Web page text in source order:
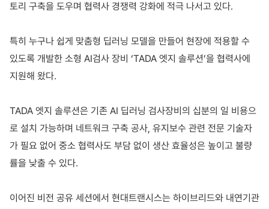
토리 구축을 도우며 협력사 경쟁력 강화에 적극 나서고 있다.
특히 누구나 쉽게 맞춤형 딥러닝 모델을 만들어 현장에 적용할 수
있도록 개발한 소형 AI검사 장비 ‘TADA 엣지 솔루션’을 협력사에
지원해 왔다.
TADA 엣지 솔루션은 기존 AI 딥러닝 검사장비의 십분의 일 비용으
로 설치 가능하며 네트워크 구축 공사, 유지보수 관련 전문 기술자
가 필요 없어 중소 협력사도 부담 없이 생산 효율성은 높이고 불량
률을 낮출 수 있다.
이어진 비전 공유 세션에서 현대트랜시스는 하이브리드와 내연기관